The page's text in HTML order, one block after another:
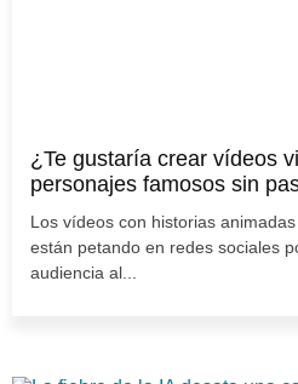
¿Te gustaría crear vídeos
personajes famosos sin
Los vídeos con historias
están petando en redes sociales
audiencia al...